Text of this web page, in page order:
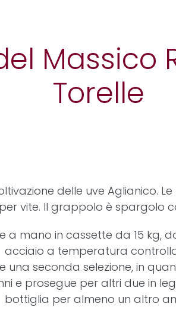
Massico
Torelle
delle uve Aglianico.
vite. Il grappolo è spargolo
a mano in cassette da 15
acciaio a temperatura
una seconda selezione, in
e prosegue per altri due in
bottiglia per almeno un altro